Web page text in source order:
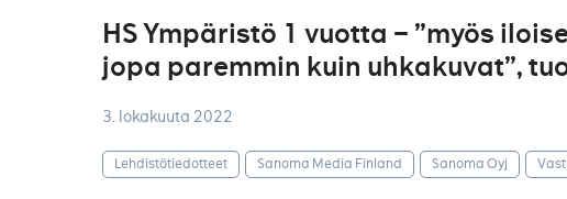
HS Ympäristö 1 vuotta – ”myös
jopa paremmin kuin uhkakuvat”,
3. lokakuuta 2022
Lehdistötiedotteet Sanoma Media Finland Sanoma Oyj